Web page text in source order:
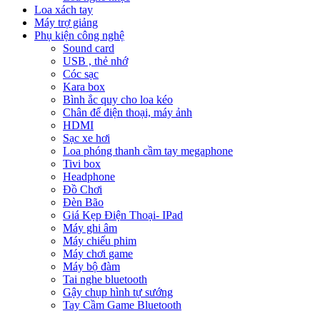
Loa xách tay
Máy trợ giảng
Phụ kiện công nghệ
Sound card
USB , thẻ nhớ
Cóc sạc
Kara box
Bình ắc quy cho loa kéo
Chân để điện thoại, máy ảnh
HDMI
Sạc xe hơi
Loa phóng thanh cầm tay megaphone
Tivi box
Headphone
Đồ Chơi
Đèn Bão
Giá Kẹp Điện Thoại- IPad
Máy ghi âm
Máy chiếu phim
Máy chơi game
Máy bộ đàm
Tai nghe bluetooth
Gậy chụp hình tự sướng
Tay Cầm Game Bluetooth